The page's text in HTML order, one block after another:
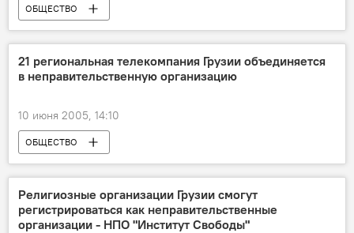
ОБЩЕСТВО
21 региональная телекомпания Грузии объединяется
в неправительственную организацию
10 июня 2005, 14:10
ОБЩЕСТВО
Религиозные организации Грузии смогут
регистрироваться как неправительственные
организации - НПО "Институт Свободы"